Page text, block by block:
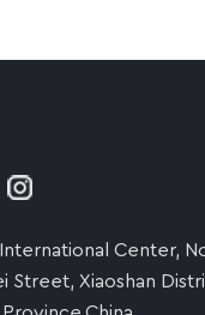
Center,
Street, Xiaoshan